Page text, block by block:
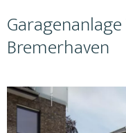
Bremerhaven